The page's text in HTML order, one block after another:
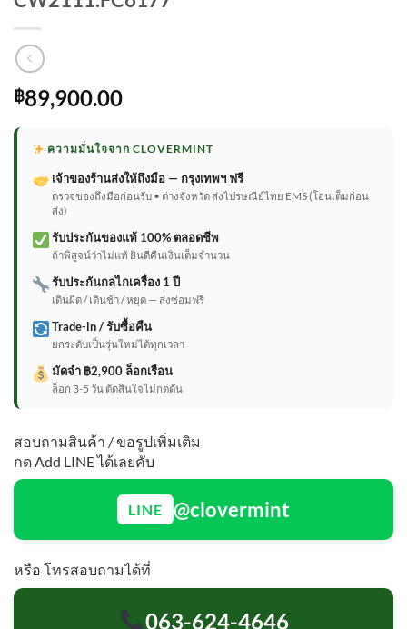
฿89,900.00
ความมั่นใจจาก CLOVERMINT
เจ้าของร้านส่งให้ถึงมือ — กรุงเทพฯ ฟรี
ตรวจของถึงมือก่อนรับ • ต่างจังหวัด ส่งไปรษณีย์ไทย EMS (โอนเต็มก่อน
ส่ง)
รับประกันของแท้ 100% ตลอดชีพ
ถ้าพิสูจน์ว่าไม่แท้ ยินดีคืนเงินเต็มจำนวน
รับประกันกลไกเครื่อง 1 ปี
เดินผิด / เดินช้า / หยุด — ส่งซ่อมฟรี
Trade-in / รับซื้อคืน
ยกระดับเป็นรุ่นใหม่ได้ทุกเวลา
มัดจำ ฿2,900 ล็อกเรือน
ล็อก 3-5 วัน ตัดสินใจไม่กดดัน
สอบถามสินค้า / ขอรูปเพิ่มเติม
กด Add LINE ได้เลยคับ
LINE @clovermint
หรือ โทรสอบถามได้ที่
063-624-4646